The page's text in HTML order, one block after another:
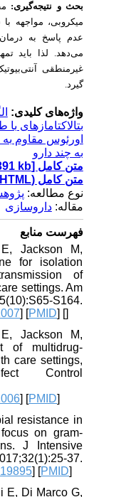
بحث و نتیجه‌گیری:
میکروبی، مواجهه
عدم پاسخ به درمان
می‌دهد. لذا باید
غیرمنطقی
گیرد.
واژه‌های کلیدی:
بتالاکتامازهای
اورئوس مقاوم به
به چند دارو
متن کامل[PDF 391 kb]
متن کامل (HTML)
نوع مطالعه:
مقاله:داروسازی
فهرست منابع
E, Jackson M,
for isolation
of
settings. Am
S164.
] [PMID] [
E, Jackson M,
of multidrug-
care settings,
Control
] [PMID
resistance in
focus on gram-
J Intensive
37.
] [PMID
E, Di Marco G,